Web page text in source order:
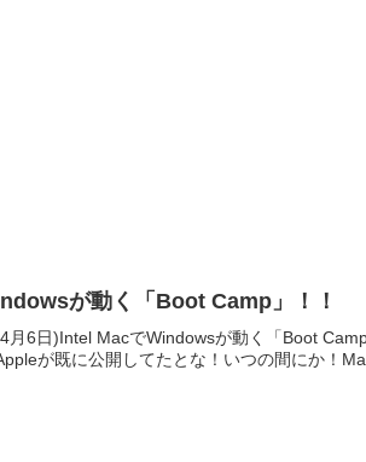
が動く「Boot Camp」！！
月6日)Intel MacでWindowsが動く「Boot
が既に公開してたとな！いつの間にか！